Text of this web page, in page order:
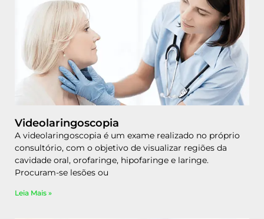
Videolaringoscopia
A videolaringoscopia é um exame realizado no próprio
consultório, com o objetivo de visualizar regiões da
cavidade oral, orofaringe, hipofaringe e laringe.
Procuram-se lesões ou
Leia Mais »